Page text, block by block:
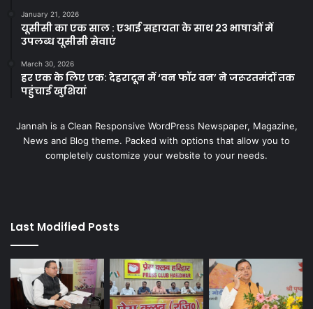
January 21, 2026
यूसीसी का एक साल : एआई सहायता के साथ 23 भाषाओं में
उपलब्ध यूसीसी सेवाएं
March 30, 2026
हर एक के लिए एक: देहरादून में ‘वन फॉर वन’ ने जरूरतमंदों तक
पहुंचाई खुशियां
Jannah is a Clean Responsive WordPress Newspaper, Magazine,
News and Blog theme. Packed with options that allow you to
completely customize your website to your needs.
Last Modified Posts